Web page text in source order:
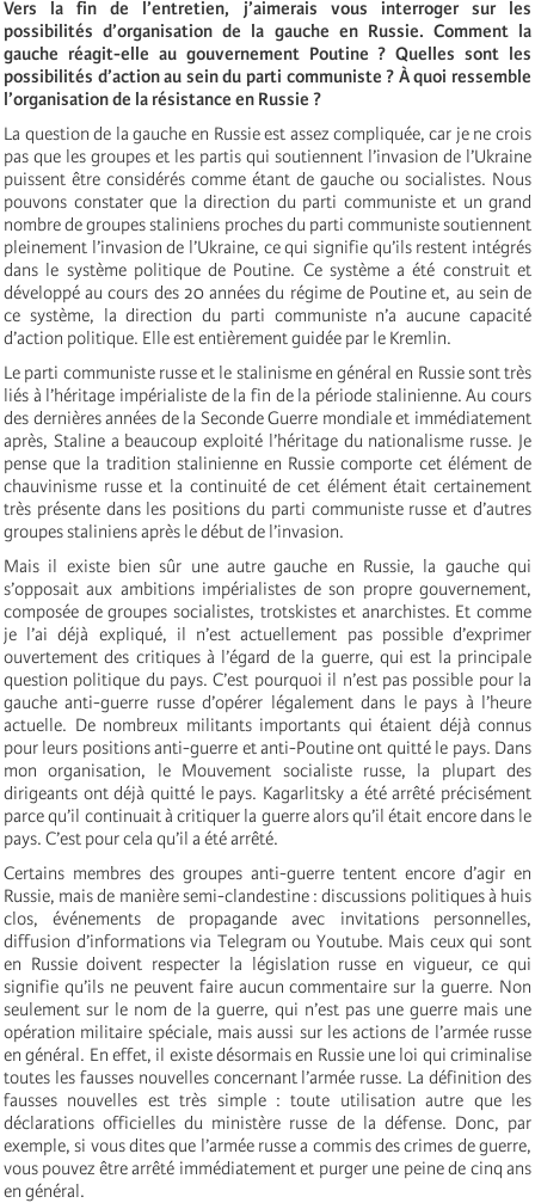
Vers la fin de l’entretien, j’aimerais vous interroger sur les
possibilités d’organisation de la gauche en Russie. Comment la
gauche réagit-elle au gouvernement Poutine ? Quelles sont les
possibilités d’action au sein du parti communiste ? À quoi ressemble
l’organisation de la résistance en Russie ?
La question de la gauche en Russie est assez compliquée, car je ne crois
pas que les groupes et les partis qui soutiennent l’invasion de l’Ukraine
puissent être considérés comme étant de gauche ou socialistes. Nous
pouvons constater que la direction du parti communiste et un grand
nombre de groupes staliniens proches du parti communiste soutiennent
pleinement l’invasion de l’Ukraine, ce qui signifie qu’ils restent intégrés
dans le système politique de Poutine. Ce système a été construit et
développé au cours des 20 années du régime de Poutine et, au sein de
ce système, la direction du parti communiste n’a aucune capacité
d’action politique. Elle est entièrement guidée par le Kremlin.
Le parti communiste russe et le stalinisme en général en Russie sont très
liés à l’héritage impérialiste de la fin de la période stalinienne. Au cours
des dernières années de la Seconde Guerre mondiale et immédiatement
après, Staline a beaucoup exploité l’héritage du nationalisme russe. Je
pense que la tradition stalinienne en Russie comporte cet élément de
chauvinisme russe et la continuité de cet élément était certainement
très présente dans les positions du parti communiste russe et d’autres
groupes staliniens après le début de l’invasion.
Mais il existe bien sûr une autre gauche en Russie, la gauche qui
s’opposait aux ambitions impérialistes de son propre gouvernement,
composée de groupes socialistes, trotskistes et anarchistes. Et comme
je l’ai déjà expliqué, il n’est actuellement pas possible d’exprimer
ouvertement des critiques à l’égard de la guerre, qui est la principale
question politique du pays. C’est pourquoi il n’est pas possible pour la
gauche anti-guerre russe d’opérer légalement dans le pays à l’heure
actuelle. De nombreux militants importants qui étaient déjà connus
pour leurs positions anti-guerre et anti-Poutine ont quitté le pays. Dans
mon organisation, le Mouvement socialiste russe, la plupart des
dirigeants ont déjà quitté le pays. Kagarlitsky a été arrêté précisément
parce qu’il continuait à critiquer la guerre alors qu’il était encore dans le
pays. C’est pour cela qu’il a été arrêté.
Certains membres des groupes anti-guerre tentent encore d’agir en
Russie, mais de manière semi-clandestine : discussions politiques à huis
clos, événements de propagande avec invitations personnelles,
diffusion d’informations via Telegram ou Youtube. Mais ceux qui sont
en Russie doivent respecter la législation russe en vigueur, ce qui
signifie qu’ils ne peuvent faire aucun commentaire sur la guerre. Non
seulement sur le nom de la guerre, qui n’est pas une guerre mais une
opération militaire spéciale, mais aussi sur les actions de l’armée russe
en général. En effet, il existe désormais en Russie une loi qui criminalise
toutes les fausses nouvelles concernant l’armée russe. La définition des
fausses nouvelles est très simple : toute utilisation autre que les
déclarations officielles du ministère russe de la défense. Donc, par
exemple, si vous dites que l’armée russe a commis des crimes de guerre,
vous pouvez être arrêté immédiatement et purger une peine de cinq ans
en général.